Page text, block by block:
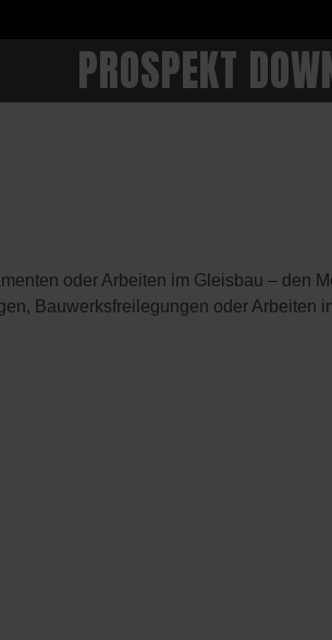
PROSPEKT
oder Arbeiten im Gleisbau – den
Bauwerksfreilegungen oder Arbeiten